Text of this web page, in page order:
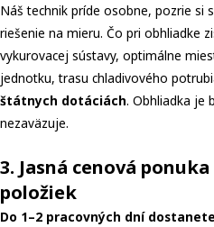
Náš technik príde osobne, pozrie si
riešenie na mieru. Čo pri obhliadke
vykurovacej sústavy, optimálne
jednotku, trasu chladivového
štátnych dotáciách. Obhliadka je
nezaväzuje.
3. Jasná cenová
položiek
Do 1–2 pracovných dní